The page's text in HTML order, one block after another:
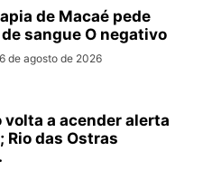
de Macaé pede
sangue O negativo
6 de agosto de 2026
volta a acender alerta
Rio das Ostras